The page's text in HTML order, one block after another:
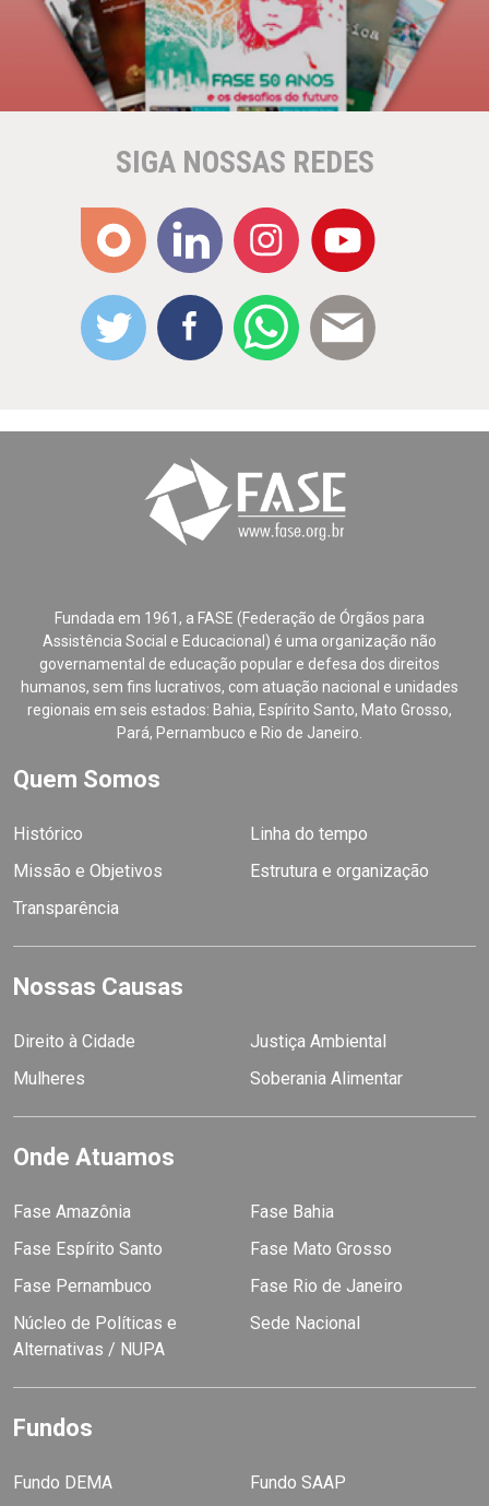
SIGA NOSSAS REDES
Fundada em 1961, a FASE (Federação de Órgãos para
Assistência Social e Educacional) é uma organização não
governamental de educação popular e defesa dos direitos
humanos, sem fins lucrativos, com atuação nacional e unidades
regionais em seis estados: Bahia, Espírito Santo, Mato Grosso,
Pará, Pernambuco e Rio de Janeiro.
Quem Somos
Histórico
Linha do tempo
Missão e Objetivos
Estrutura e organização
Transparência
Nossas Causas
Direito à Cidade
Justiça Ambiental
Mulheres
Soberania Alimentar
Onde Atuamos
Fase Amazônia
Fase Bahia
Fase Espírito Santo
Fase Mato Grosso
Fase Pernambuco
Fase Rio de Janeiro
Núcleo de Políticas e
Alternativas / NUPA
Sede Nacional
Fundos
Fundo DEMA Fundo SAAP